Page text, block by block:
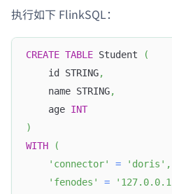
执行如下 FlinkSQL：
CREATE TABLE Student
(
    id STRING
,
    name STRING
,
    age
INT
)
WITH
(
'connector'
= 'doris' ,
'fenodes'
=